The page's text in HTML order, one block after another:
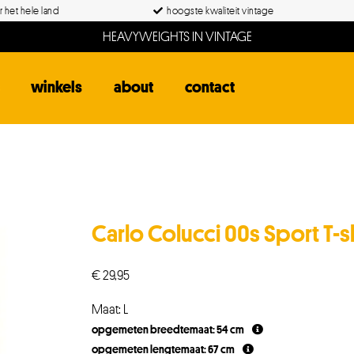
het hele land hoogste kwaliteit vintage
HEAVYWEIGHTS IN VINTAGE
winkels about contact
Carlo Colucci 00s Sport T-
€29,95
Maat: L
opgemeten breedtemaat: 54 cm
opgemeten lengtemaat: 67 cm